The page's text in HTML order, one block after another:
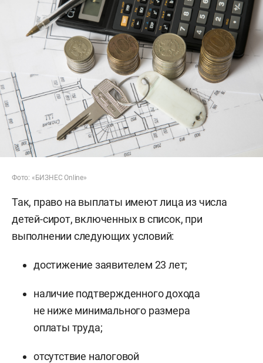
Фото: «БИЗНЕС Online»
Так, право на выплаты имеют лица из числа
детей-сирот, включенных в список, при
выполнении следующих условий:
достижение заявителем 23 лет;
наличие подтвержденного дохода
не ниже минимального размера
оплаты труда;
отсутствие налоговой